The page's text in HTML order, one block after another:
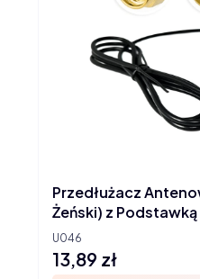
U046
Przedłużacz
Żeński) z
Cena
13,89 zł